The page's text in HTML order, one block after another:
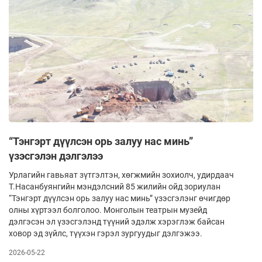
“Тэнгэрт дүүлсэн орь залуу нас минь”
үзэсгэлэн дэлгэлээ
Урлагийн гавьяат зүтгэлтэн, хөгжмийн зохиолч, удирдаач
Т.Насанбуянгийн мэндэлсний 85 жилийн ойд зориулан
“Тэнгэрт дүүлсэн орь залуу нас минь” үзэсгэлэнг өчигдөр
олны хүртээл болголоо. Монголын театрын музейд
дэлгэсэн эл үзэсгэлэнд түүний эдэлж хэрэглэж байсан
ховор эд зүйлс, түүхэн гэрэл зургуудыг дэлгэжээ.
2026-05-22